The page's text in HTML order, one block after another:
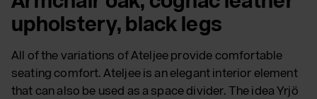
upholstery, black legs
All of the variations of Ateljee provide comfortable
seating comfort. Ateljee is an elegant interior element
that can also be used as a space divider. The idea Yrjö